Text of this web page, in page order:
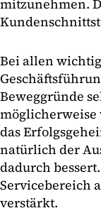
mitzunehmen.
Bei allen
Beweggründe
das
natürlich der
dadurch
Servicebereich
verstärkt.